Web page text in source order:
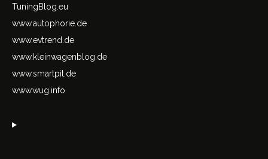
TuningBlog.eu
www.autophorie.de
www.evtrend.de
www.kleinwagenblog.de
www.smartpit.de
www.wug.info